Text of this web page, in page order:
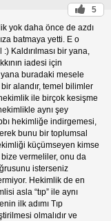
5
yok daha önce de azdı
batmaya yetti. E o
Kaldırılması bir yana,
iadesi için
buradaki mesele
alandır, temel bilimler
ile birçok kesişme
aynı şey
hekimliğe indirgemesi,
bunu bir toplumsal
küçümseyen kimse
vermeliler, onu da
isterseniz
Hekimlik de en
asla “tıp” ile aynı
ilk adımı Tıp
olmalıdır ve